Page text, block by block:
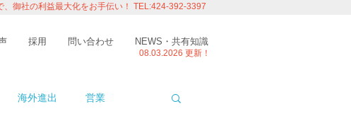
御社の利益最大化をお手伝い！ TEL:424-392-3397
採用 問い合わせ NEWS・共有知識
08.03.2026 更新！
海外進出 営業